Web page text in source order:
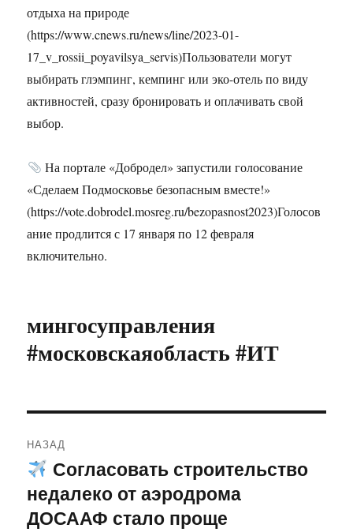
отдыха на природе
(https://www.cnews.ru/news/line/2023-01-
17_v_rossii_poyavilsya_servis)Пользователи могут
выбирать глэмпинг, кемпинг или эко-отель по виду
активностей, сразу бронировать и оплачивать свой
выбор.
На портале «Добродел» запустили голосование
«Сделаем Подмосковье безопасным вместе!»
(https://vote.dobrodel.mosreg.ru/bezopasnost2023)Голосов
ание продлится с 17 января по 12 февраля
включительно.
мингосуправления
#московскаяобласть #ИТ
по
записям
НАЗАД
Предыдущая
запись:
Согласовать строительство
недалеко от аэродрома
ДОСААФ стало проще